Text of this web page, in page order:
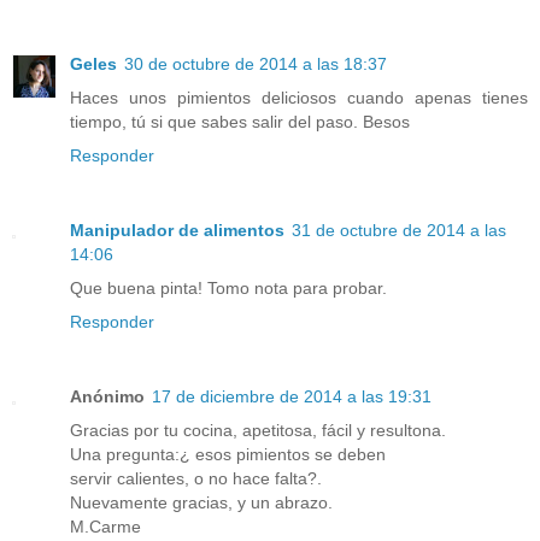
Geles 30 de octubre de 2014 a las 18:37
Haces unos pimientos deliciosos cuando apenas tienes
tiempo, tú si que sabes salir del paso. Besos
Responder
Manipulador de alimentos 31 de octubre de 2014 a las
14:06
Que buena pinta! Tomo nota para probar.
Responder
Anónimo 17 de diciembre de 2014 a las 19:31
Gracias por tu cocina, apetitosa, fácil y resultona.
Una pregunta:¿ esos pimientos se deben
servir calientes, o no hace falta?.
Nuevamente gracias, y un abrazo.
M.Carme